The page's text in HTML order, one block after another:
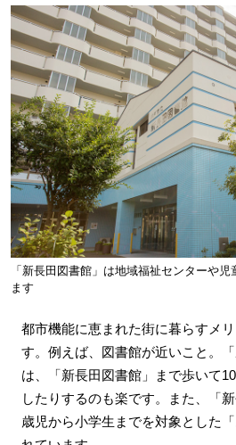
「新長田図書館」は地域福祉センターや
ます
都市機能に恵まれた街に暮らすメ
す。例えば、図書館が近いこと。
は、「新長田図書館」まで歩いて
したりするのも楽です。また、「
歳児から小学生までを対象とした